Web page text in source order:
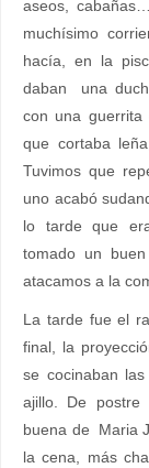
aseos,
muchísimo
hacía, en la
daban una
con una guerrita
que cortaba
Tuvimos que
uno acabó
lo tarde que
tomado un
atacamos a la
La tarde fue el
final, la
se cocinaban
ajillo. De postre
buena de Maria
la cena, más